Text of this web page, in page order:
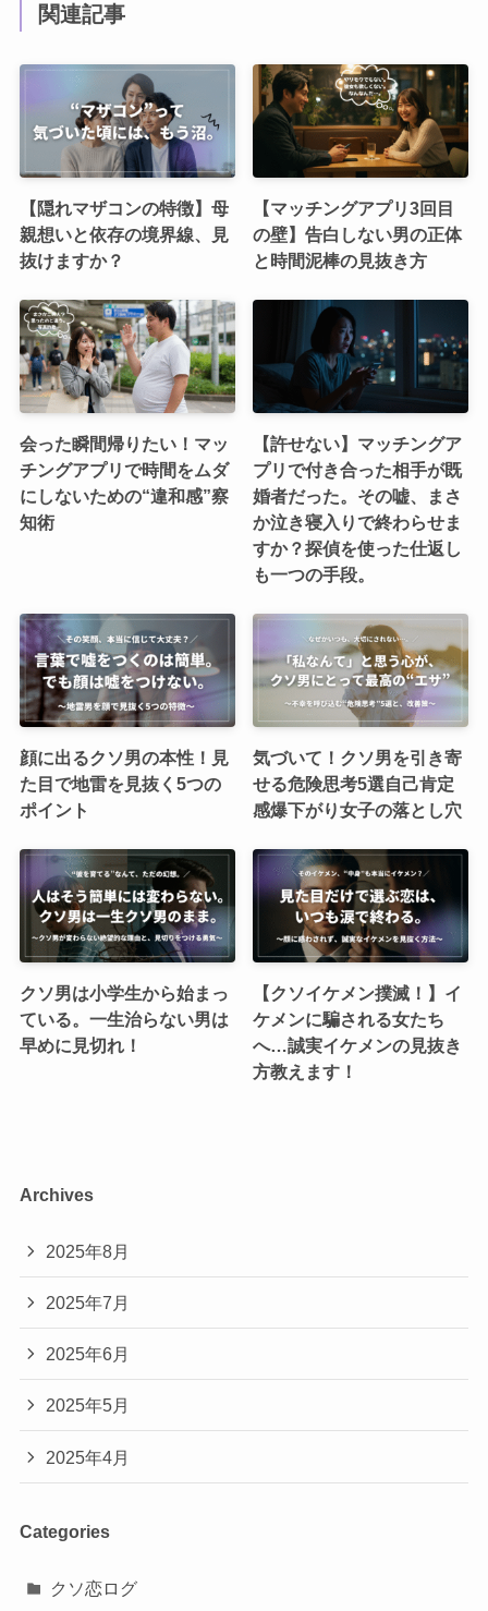
関連記事
【隠れマザコンの特徴】母
親想いと依存の境界線、見
抜けますか？
【マッチングアプリ3回目
の壁】告白しない男の正体
と時間泥棒の見抜き方
会った瞬間帰りたい！マッ
チングアプリで時間をムダ
にしないための“違和感”察
知術
【許せない】マッチングア
プリで付き合った相手が既
婚者だった。その嘘、まさ
か泣き寝入りで終わらせま
すか？探偵を使った仕返し
も一つの手段。
顔に出るクソ男の本性！見
た目で地雷を見抜く5つの
ポイント
気づいて！クソ男を引き寄
せる危険思考5選自己肯定
感爆下がり女子の落とし穴
クソ男は小学生から始まっ
ている。一生治らない男は
早めに見切れ！
【クソイケメン撲滅！】イ
ケメンに騙される女たち
へ…誠実イケメンの見抜き
方教えます！
Archives
2025年8月
2025年7月
2025年6月
2025年5月
2025年4月
Categories
クソ恋ログ